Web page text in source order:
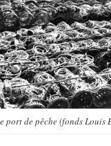
port de pêche (fonds Louis